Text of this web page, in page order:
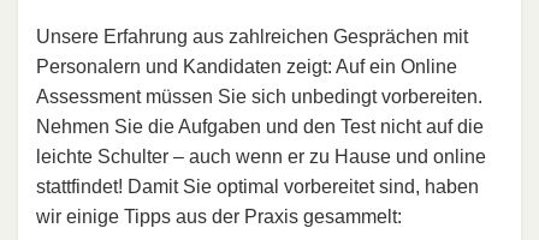
Unsere Erfahrung aus zahlreichen Gesprächen mit
Personalern und Kandidaten zeigt: Auf ein Online
Assessment müssen Sie sich unbedingt vorbereiten.
Nehmen Sie die Aufgaben und den Test nicht auf die
leichte Schulter – auch wenn er zu Hause und online
stattfindet! Damit Sie optimal vorbereitet sind, haben
wir einige Tipps aus der Praxis gesammelt: